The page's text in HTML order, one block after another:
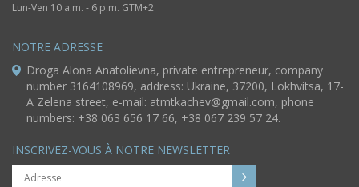
Lun-Ven 10 a.m. - 6 p.m. GTM+2
NOTRE ADRESSE
Droga Alona Anatolievna, private entrepreneur, company
number 3164108969, address: Ukraine, 37200, Lokhvitsa, 17-
A Zelena street, e-mail: atmtkachev@gmail.com, phone
numbers: +38 063 656 17 66, +38 067 239 57 24.
INSCRIVEZ-VOUS À NOTRE NEWSLETTER